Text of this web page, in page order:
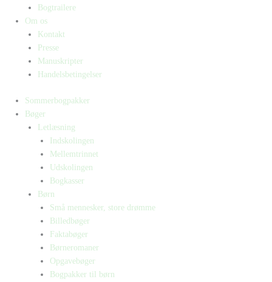
Bogtrailere
Om os
Kontakt
Presse
Manuskripter
Handelsbetingelser
Sommerbogpakker
Bøger
Letlæsning
Indskolingen
Mellemtrinnet
Udskolingen
Bogkasser
Børn
Små mennesker, store drømme
Billedbøger
Faktabøger
Børneromaner
Opgavebøger
Bogpakker til børn